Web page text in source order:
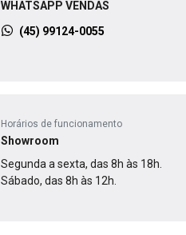
WHATSAPP VENDAS
(45) 99124-0055
Horários de funcionamento
Showroom
Segunda a sexta, das 8h às 18h.
Sábado, das 8h às 12h.